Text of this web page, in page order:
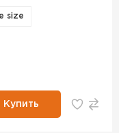
size
Купить